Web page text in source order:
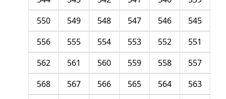
545
546
547
548
549
550
551
552
553
554
555
556
557
558
559
560
561
562
563
564
565
566
567
568